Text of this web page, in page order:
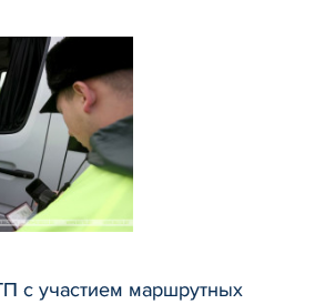
с участием маршрутных